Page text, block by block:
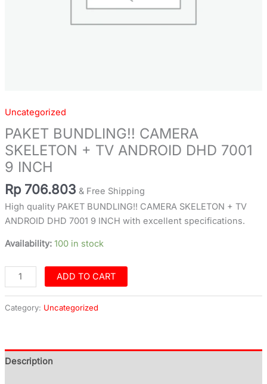
Uncategorized
PAKET BUNDLING!! CAMERA
SKELETON + TV ANDROID DHD 7001
9 INCH
Rp 706.803 & Free Shipping
High quality PAKET BUNDLING!! CAMERA SKELETON + TV
ANDROID DHD 7001 9 INCH with excellent specifications.
Availability: 100 in stock
ADD TO CART
Category: Uncategorized
Description